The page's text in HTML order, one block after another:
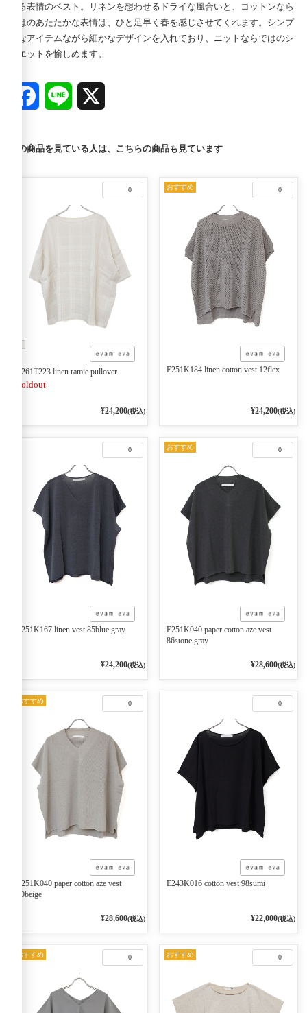
ある表情のベスト。リネンを想わせるドライな風合いと、コットンなら
ではのあたたかな表情は、ひと足早く春を感じさせてくれます。シンプ
ルなアイテムながら細かなデザインを入れており、ニットならではのシ
ルエットを愉しめます。
FacebookLine
この商品を見ている人は、こちらの商品も見ています
0
E261T223 linen ramie pullover
Soldout
¥24,200(税込)
0
おすすめ
E251K184 linen cotton vest 12flex
¥24,200(税込)
0
E251K167 linen vest 85blue gray
¥24,200(税込)
0
おすすめ
E251K040 paper cotton aze vest
86stone gray
¥28,600(税込)
0
おすすめ
E251K040 paper cotton aze vest
10beige
¥28,600(税込)
0
E243K016 cotton vest 98sumi
¥22,000(税込)
0
おすすめ 0
おすすめ